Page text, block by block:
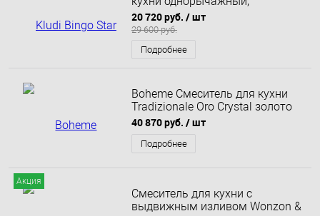
выдвижной излив
20 720 руб. / шт
29 600 руб.
Подробнее
Boheme Смеситель для кухни
Tradizionale Oro Crystal золото
102-CRST
40 870 руб. / шт
Подробнее
Акция
Смеситель для кухни с
выдвижным изливом Wonzon &